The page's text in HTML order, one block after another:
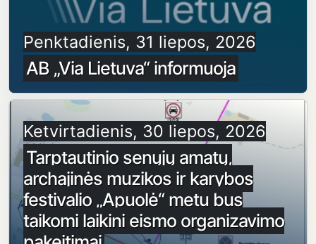
Penktadienis, 31 liepos, 2026
AB „Via Lietuva“ informuoja
Ketvirtadienis, 30 liepos, 2026
Tarptautinio senųjų amatų,
archajinės muzikos ir karybos
festivalio „Apuolė“ metu bus
taikomi laikini eismo organizavimo